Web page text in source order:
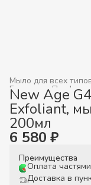
Мыло для всех
Главная ›
New Age
Exfoliant,
200мл
6 580 ₽
Преимущества
Оплата
Доставка в